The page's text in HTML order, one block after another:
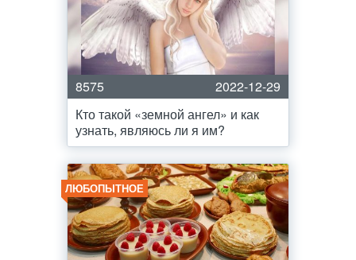
8575
2022-12-29
Кто такой «земной ангел» и как
узнать, являюсь ли я им?
ЛЮБОПЫТНОЕ